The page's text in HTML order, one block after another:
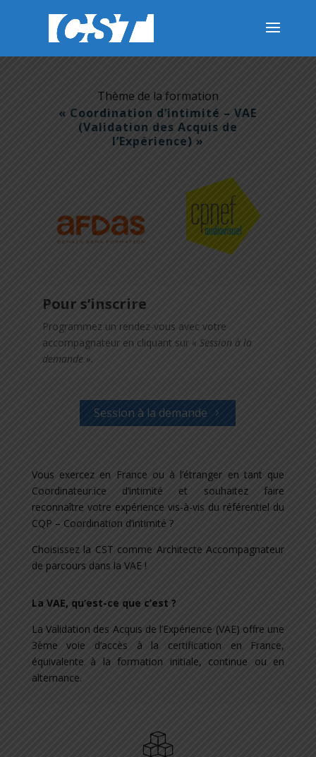
Thème de la formation
« Coordination d’intimité – VAE
(Validation des Acquis de
l’Expérience) »
Pour s’inscrire
Programmez un rendez-vous avec votre
accompagnateur en cliquant sur « Session à la
demande ».
Session à la demande
Vous exercez en France ou à l’étranger en tant que
Coordinateur.ice d’intimité et souhaitez faire
reconnaître votre expérience vis-à-vis du référentiel du
CQP – Coordination d’intimité ?
Choisissez la CST comme Architecte Accompagnateur
de parcours dans la VAE !
La VAE, qu’est-ce que c’est ?
La Validation des Acquis de l’Expérience (VAE) offre une
3ème voie d’accès à la certification en France,
équivalente à la formation initiale, continue ou en
alternance.